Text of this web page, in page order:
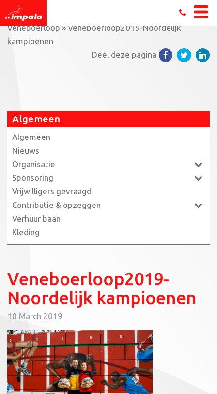
Home»Harde wind domineert parcours van de
Veneboerloop » Veneboerloop2019-Noordelijk
kampioenen
Deel deze pagina
Algemeen
Algemeen
Nieuws
Organisatie
Sponsoring
Vrijwilligers gevraagd
Contributie & opzeggen
Verhuur baan
Kleding
Veneboerloop2019-
Noordelijk kampioenen
10 March 2019